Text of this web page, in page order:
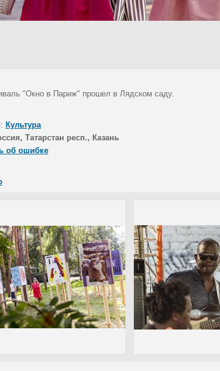
"Окно в Париж" прошел в Лядском саду.
Культура
Татарстан респ., Казань
об ошибке